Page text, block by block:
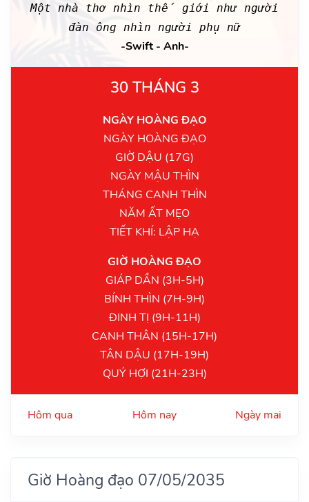
Một nhà thơ nhìn thế giới như người
đàn ông nhìn người phụ nữ
-Swift - Anh-
30 THÁNG 3
NGÀY HOÀNG ĐẠO
NGÀY HOÀNG ĐẠO
GIỜ DẬU (17G)
NGÀY MẬU THÌN
THÁNG CANH THÌN
NĂM ẤT MẸO
TIẾT KHÍ: LẬP HẠ
GIỜ HOÀNG ĐẠO
GIÁP DẦN (3H-5H)
BÍNH THÌN (7H-9H)
ĐINH TỊ (9H-11H)
CANH THÂN (15H-17H)
TÂN DẬU (17H-19H)
QUÝ HỢI (21H-23H)
Hôm qua Hôm nay Ngày mai
Giờ Hoàng đạo 07/05/2035